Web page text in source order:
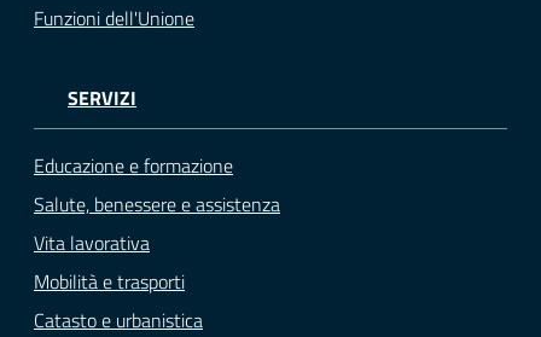
Funzioni dell'Unione
SERVIZI
Educazione e formazione
Salute, benessere e assistenza
Vita lavorativa
Mobilità e trasporti
Catasto e urbanistica